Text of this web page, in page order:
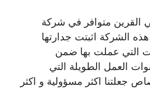
متوافر في شركة
الشركة اثبتت جدارتها
التي عملت بها ضمن
العمل الطويلة التي
جعلتنا اكثر مسؤولية و اكثر